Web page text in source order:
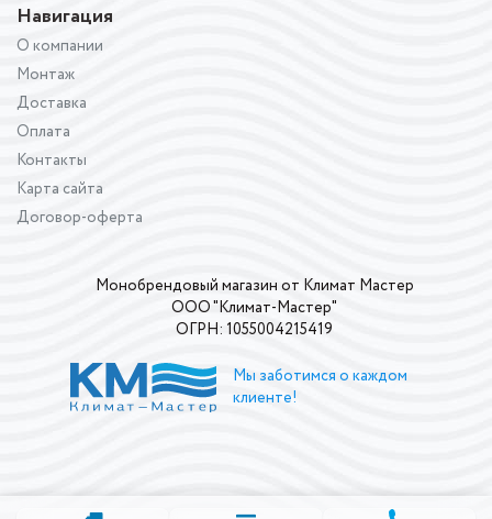
Навигация
О компании
Монтаж
Доставка
Оплата
Контакты
Карта сайта
Договор-оферта
Монобрендовый магазин от Климат Мастер
ООО "Климат-Мастер"
ОГРН: 1055004215419
Мы заботимся о каждом
клиенте!